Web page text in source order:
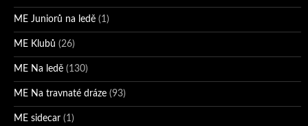
ME Juniorů na ledě (1)
ME Klubů (26)
ME Na ledě (130)
ME Na travnaté dráze (93)
ME sidecar (1)